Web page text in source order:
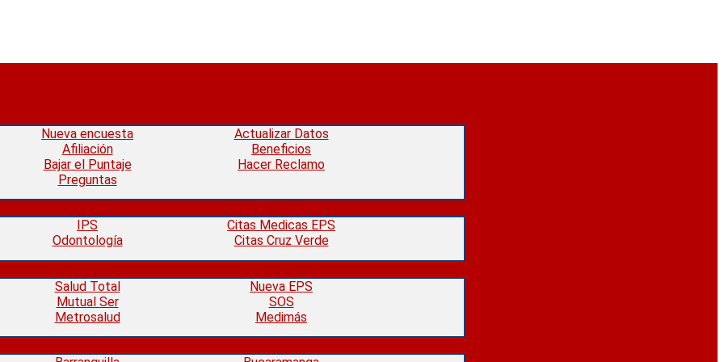
Nueva encuesta
Actualizar Datos
Afiliación
Beneficios
Bajar el Puntaje
Hacer Reclamo
Preguntas
IPS
Citas Medicas EPS
Odontología
Citas Cruz Verde
Salud Total
Nueva EPS
Mutual Ser
SOS
Metrosalud
Medimás